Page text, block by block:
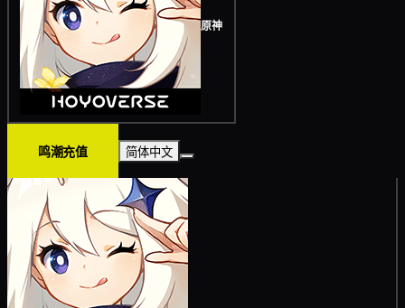
原神
鸣潮充值 简体中文